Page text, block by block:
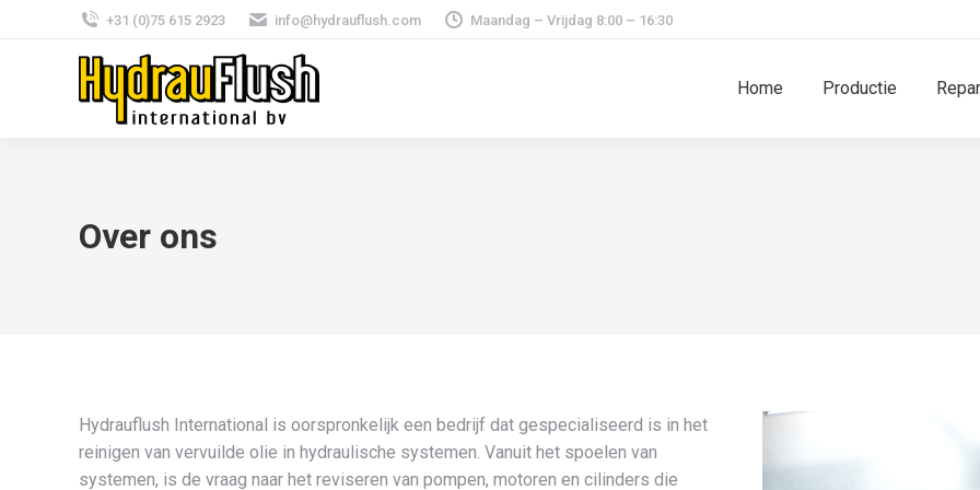
+31 (0)75 615 2923 info@hydrauflush.com Maandag – Vrijdag 8:00 – 16:30
Home Productie
Over ons
Hydrauflush International is oorspronkelijk een bedrijf dat gespecialiseerd is in het
reinigen van vervuilde olie in hydraulische systemen. Vanuit het spoelen van
systemen, is de vraag naar het reviseren van pompen, motoren en cilinders die